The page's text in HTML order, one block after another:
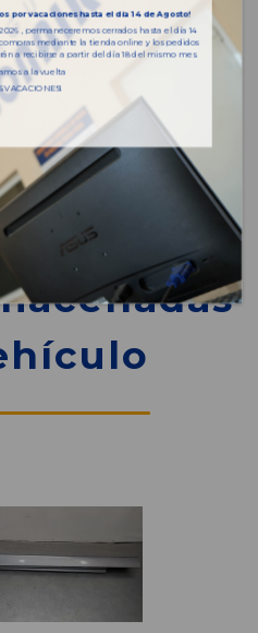
por vacaciones hasta el día 14 de Agosto!
, permaneceremos cerrados hasta el día 14
mediante la tienda online y los pedidos
a recibirse a partir del día 18 del mismo mes.
a la vuelta
VACACIONES!